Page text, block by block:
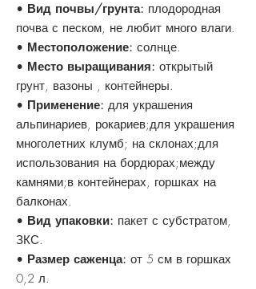
• Вид почвы/грунта: плодородная
почва с песком, не любит много влаги.
• Местоположение: солнце.
• Место выращивания: открытый
грунт, вазоны , контейнеры.
• Применение: для украшения
альпинариев, рокариев;для украшения
многолетних клумб; на склонах;для
использования на бордюрах;между
камнями;в контейнерах, горшках на
балконах.
• Вид упаковки: пакет с субстратом,
ЗКС.
• Размер саженца: от 5 см в горшках
0,2 л.